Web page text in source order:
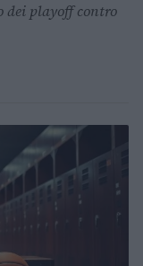
playoff contro